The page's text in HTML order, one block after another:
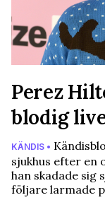
Perez
blodig
KÄNDIS •
sjukhus efter en
han skadade sig
följare larmade